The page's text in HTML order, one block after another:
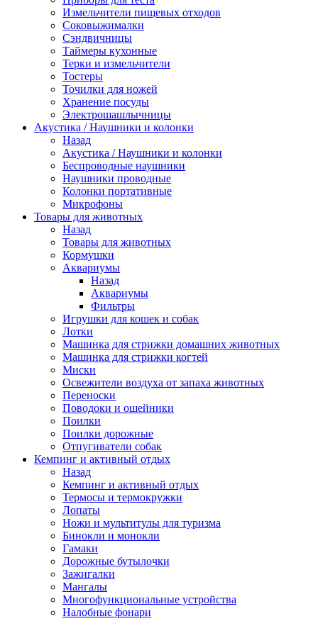
Измельчители пищевых отходов
Cоковыжималки
Сэндвичницы
Таймеры кухонные
Терки и измельчители
Тостеры
Точилки для ножей
Хранение посуды
Электрошашлычницы
Акустика / Наушники и колонки
Назад
Акустика / Наушники и колонки
Беспроводные наушники
Наушники проводные
Колонки портативные
Микрофоны
Товары для животных
Назад
Товары для животных
Кормушки
Аквариумы
Назад
Аквариумы
Фильтры
Игрушки для кошек и собак
Лотки
Машинка для стрижки домашних животных
Машинка для стрижки когтей
Миски
Освежители воздуха от запаха животных
Переноски
Поводоки и ошейники
Поилки
Поилки дорожные
Отпугиватели собак
Кемпинг и активный отдых
Назад
Кемпинг и активный отдых
Термосы и термокружки
Лопаты
Ножи и мультитулы для туризма
Бинокли и монокли
Гамаки
Дорожные бутылочки
Зажигалки
Мангалы
Многофункциональные устройства
Налобные фонари